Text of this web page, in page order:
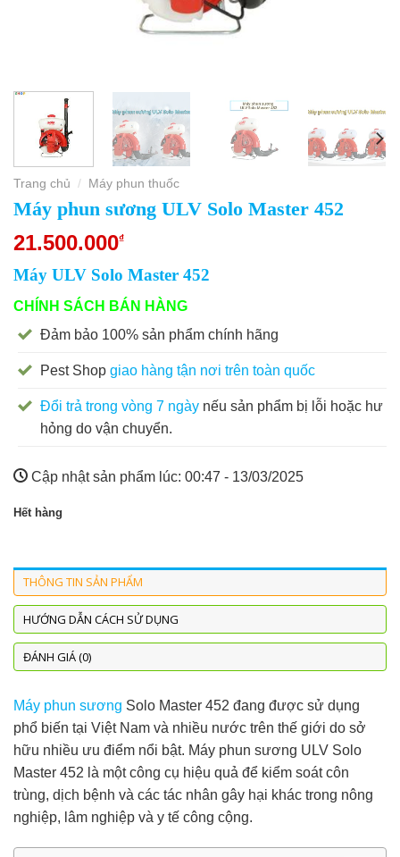
Trang chủ / Máy phun thuốc
Máy phun sương ULV Solo Master 452
21.500.000₫
Máy ULV Solo Master 452
CHÍNH SÁCH BÁN HÀNG
Đảm bảo 100% sản phẩm chính hãng
Pest Shop giao hàng tận nơi trên toàn quốc
Đổi trả trong vòng 7 ngày nếu sản phẩm bị lỗi hoặc hư
hỏng do vận chuyển.
Cập nhật sản phẩm lúc: 00:47 - 13/03/2025
Hết hàng
THÔNG TIN SẢN PHẨM
HƯỚNG DẪN CÁCH SỬ DỤNG
ĐÁNH GIÁ (0)
Máy phun sương Solo Master 452 đang được sử dụng
phổ biến tại Việt Nam và nhiều nước trên thế giới do sở
hữu nhiều ưu điểm nổi bật. Máy phun sương ULV Solo
Master 452 là một công cụ hiệu quả để kiểm soát côn
trùng, dịch bệnh và các tác nhân gây hại khác trong nông
nghiệp, lâm nghiệp và y tế công cộng.